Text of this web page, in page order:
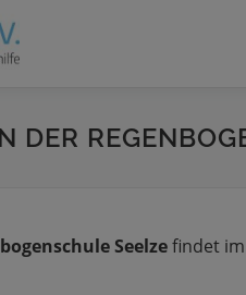
DER
Seelzefindet